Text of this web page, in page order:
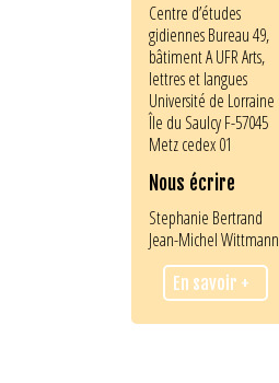
Centre d’études
gidiennes Bureau 49,
bâtiment A UFR Arts,
lettres et langues
Université de Lorraine
Île du Saulcy F-57045
Metz cedex 01
Nous écrire
Stephanie Bertrand
Jean-Michel Wittmann
En savoir +